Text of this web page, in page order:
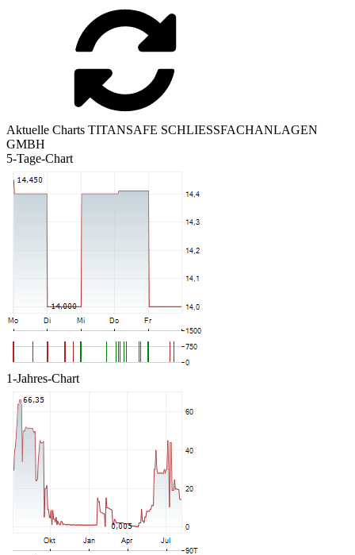
Aktuelle Charts TITANSAFE SCHLIESSFACHANLAGEN
GMBH
5-Tage-Chart
1-Jahres-Chart